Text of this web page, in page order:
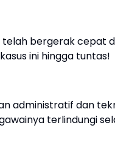
bergerak cepat
ini hingga tuntas!
administratif dan
terlindungi